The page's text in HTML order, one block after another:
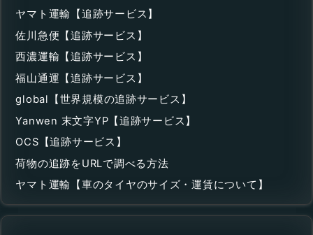
ヤマト運輸【追跡サービス】
佐川急便【追跡サービス】
西濃運輸【追跡サービス】
福山通運【追跡サービス】
global【世界規模の追跡サービス】
Yanwen 末文字YP【追跡サービス】
OCS【追跡サービス】
荷物の追跡をURLで調べる方法
ヤマト運輸【車のタイヤのサイズ・運賃について】